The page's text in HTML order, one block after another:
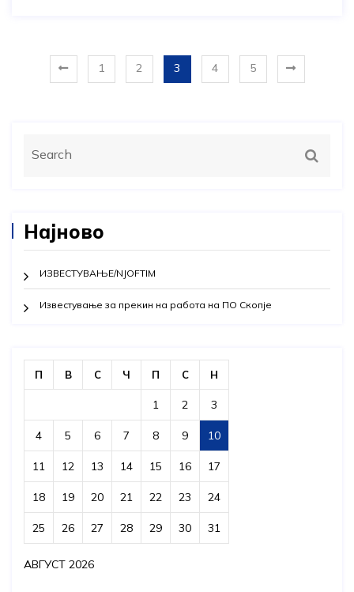
1 2 3 4 5
Најново
ИЗВЕСТУВАЊЕ/NJOFTIM
Известување за прекин на работа на ПО Скопје
АВГУСТ 2026
П В С Ч П С Н
1 2 3
4 5 6 7 8 9 10
11 12 13 14 15 16 17
18 19 20 21 22 23 24
25 26 27 28 29 30 31